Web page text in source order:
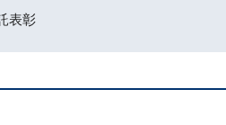
表彰